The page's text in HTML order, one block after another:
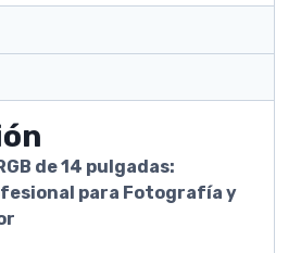
de 14 pulgadas:
para Fotografía y